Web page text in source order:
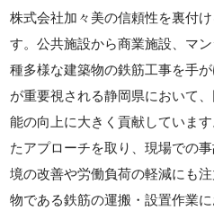
株式会社加々美の信頼性を裏付
す。公共施設から商業施設、マ
種多様な建築物の鉄筋工事を手
が重要視される静岡県において
能の向上に大きく貢献していま
たアプローチを取り、現場での
境の改善や労働負荷の軽減にも
物である鉄筋の運搬・設置作業